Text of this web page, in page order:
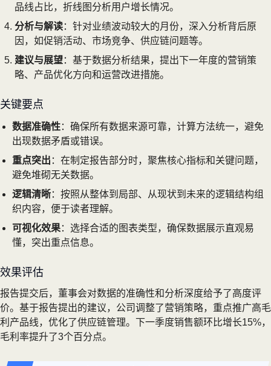
品线占比，折线图分析用户增长情况。
分析与解读：针对业绩波动较大的月份，深入分析背后原
因，如促销活动、市场竞争、供应链问题等。
建议与展望：基于数据分析结果，提出下一年度的营销策
略、产品优化方向和运营改进措施。
关键要点
数据准确性：确保所有数据来源可靠，计算方法统一，避免
出现数据矛盾或错误。
重点突出 ：在制定报告部分时，聚焦核心指标和关键问题，
避免堆砌无关数据。
逻辑清晰：按照从整体到局部、从现状到未来的逻辑结构组
织内容，便于读者理解。
可视化效果：选择合适的图表类型，确保数据展示直观易
懂，突出重点信息。
效果评估
报告提交后，董事会对数据的准确性和分析深度给予了高度评
价。基于报告提出的建议，公司调整了营销策略，重点推广高毛
利产品线，优化了供应链管理。下一季度销售额环比增长15%，
毛利率提升了3个百分点。